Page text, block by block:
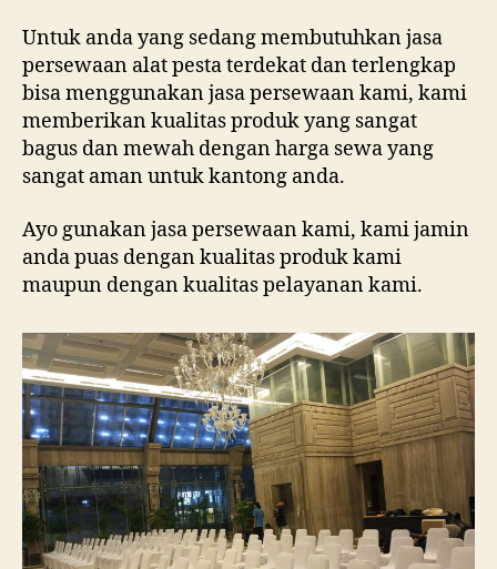
Untuk anda yang sedang membutuhkan jasa
persewaan alat pesta terdekat dan terlengkap
bisa menggunakan jasa persewaan kami, kami
memberikan kualitas produk yang sangat
bagus dan mewah dengan harga sewa yang
sangat aman untuk kantong anda.
Ayo gunakan jasa persewaan kami, kami jamin
anda puas dengan kualitas produk kami
maupun dengan kualitas pelayanan kami.